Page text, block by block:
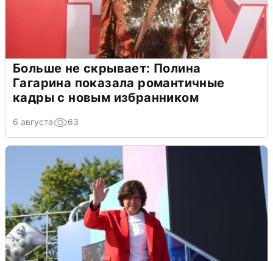
Больше не скрывает: Полина
Гагарина показала романтичные
кадры с новым избранником
6 августа 63